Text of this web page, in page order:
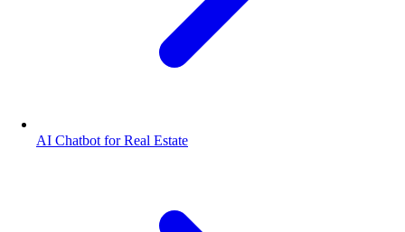
AI Chatbot for Real Estate